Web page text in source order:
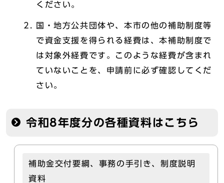
ください。
国・地方公共団体や、本市の他の補助制度等
で資金支援を得られる経費は、本補助制度で
は対象外経費です。このような経費が含まれ
ていないことを、申請前に必ず確認してくだ
さい。
令和8年度分の各種資料はこちら
補助金交付要綱、事務の手引き、制度説明
資料